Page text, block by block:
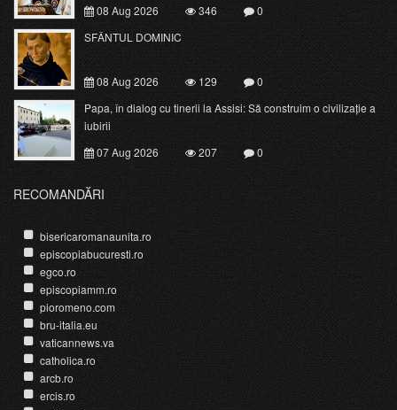
08 Aug 2026
346
0
SFÂNTUL DOMINIC
08 Aug 2026 129
0
Papa, în dialog cu tinerii la Assisi: Să construim o civilizație a
iubirii
07 Aug 2026
207 0
RECOMANDĂRI
bisericaromanaunita.ro
episcopiabucuresti.ro
egco.ro
episcopiamm.ro
pioromeno.com
bru-italia.eu
vaticannews.va
catholica.ro
arcb.ro
ercis.ro